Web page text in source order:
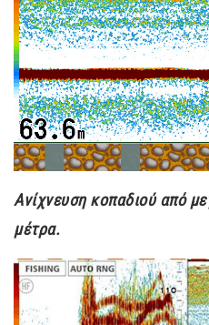
Ανίχνευση κοπαδιού από
μέτρα.